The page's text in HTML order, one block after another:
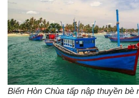
Biển Hòn Chùa tấp nập thuyền bè